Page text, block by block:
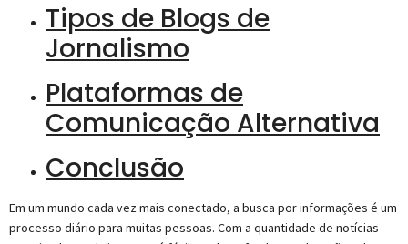
Tipos de Blogs de
Jornalismo
Plataformas de
Comunicação Alternativa
Conclusão
Em um mundo cada vez mais conectado, a busca por informações é um
processo diário para muitas pessoas. Com a quantidade de notícias